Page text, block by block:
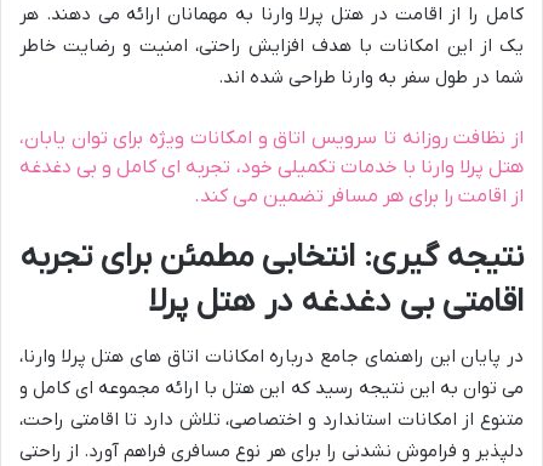
کامل را از اقامت در هتل پرلا وارنا به مهمانان ارائه می دهند. هر
یک از این امکانات با هدف افزایش راحتی، امنیت و رضایت خاطر
شما در طول سفر به وارنا طراحی شده اند.
از نظافت روزانه تا سرویس اتاق و امکانات ویژه برای توان یابان،
هتل پرلا وارنا با خدمات تکمیلی خود، تجربه ای کامل و بی دغدغه
از اقامت را برای هر مسافر تضمین می کند.
نتیجه گیری: انتخابی مطمئن برای تجربه
اقامتی بی دغدغه در هتل پرلا
در پایان این راهنمای جامع درباره امکانات اتاق های هتل پرلا وارنا،
می توان به این نتیجه رسید که این هتل با ارائه مجموعه ای کامل و
متنوع از امکانات استاندارد و اختصاصی، تلاش دارد تا اقامتی راحت،
دلپذیر و فراموش نشدنی را برای هر نوع مسافری فراهم آورد. از راحتی